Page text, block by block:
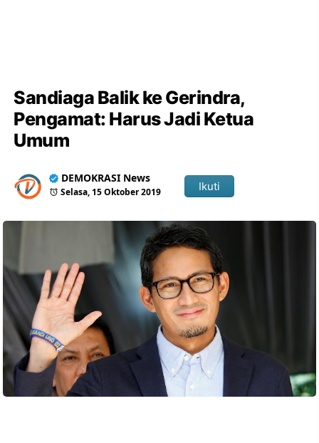
Sandiaga Balik ke Gerindra,
Pengamat: Harus Jadi Ketua
Umum
DEMOKRASI News
Selasa, 15 Oktober 2019 Ikuti